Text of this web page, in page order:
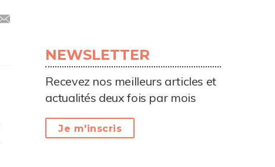
NEWSLETTER
Recevez nos meilleurs articles et
actualités deux fois par mois
Je m'inscris